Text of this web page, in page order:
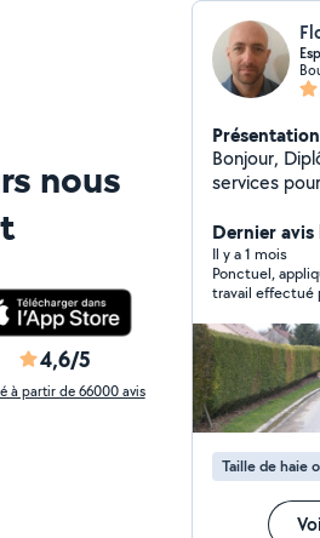
nous
4,6/5
à partir de 66000 avis
Présentation
Bonjour, Diplômé en espaces verts, je propose mes
services
d'arbustes et de haie. Je
tondeuse
manuels -
volume
Je mets un
avant mon
Dernier
Il y a 1 mois
Ponctuel,
travail effectué
Taille de haie